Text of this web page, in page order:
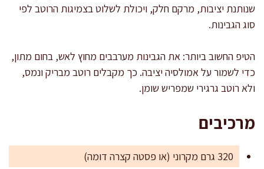
שנותנת יציבות, מרקם חלק, ויכולת לשלוט בצמיגות הרוטב לפי
סוג הגבינות.
הטיפ החשוב ביותר: את הגבינות מערבבים מחוץ לאש, בחום מתון,
כדי לשמור על אמולסיה יציבה. כך מקבלים רוטב מבריק ונמס,
ולא רוטב גרגירי שמפריש שומן.
מרכיבים
320 גרם מקרוני (או פסטה קצרה דומה)